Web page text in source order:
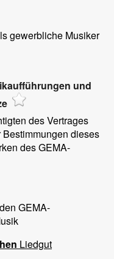
gewerbliche Musiker
und
des Vertrages
dieses
des GEMA-
GEMA-
Liedgut